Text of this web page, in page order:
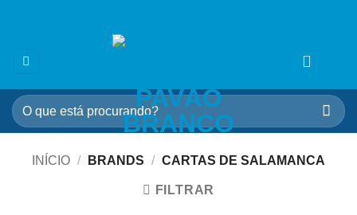
Pesquisar
por:
INÍCIO / BRANDS / CARTAS DE SALAMANCA
FILTRAR